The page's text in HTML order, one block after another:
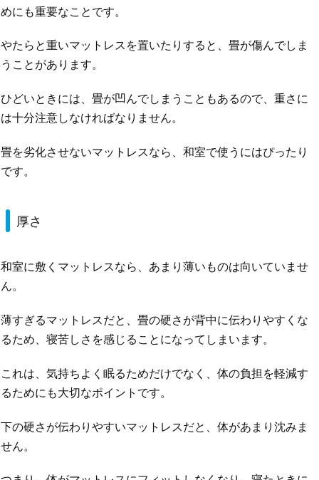
めにも重要なことです。
やたらと重いマットレスを置いたりすると、畳が傷んでしま
うことがあります。
ひどいときには、畳が凹んでしまうこともあるので、重さに
は十分注意しなければなりません。
畳を劣化させないマットレスなら、和室で使うにはぴったり
です。
厚さ
和室に敷くマットレスなら、あまり薄いものは向いていませ
ん。
薄すぎるマットレスだと、畳の硬さが背中に伝わりやすくな
るため、寝苦しさを感じることになってしまいます。
これは、気持ちよく眠るためだけでなく、体の負担を軽減す
るためにも大切なポイントです。
下の硬さが伝わりやすいマットレスだと、体があまり沈みま
せん。